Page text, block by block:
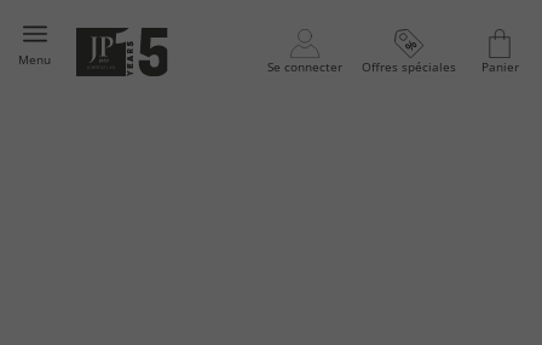
Menu Se connecter Offres spéciales Panier